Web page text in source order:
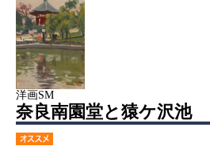
洋画SM
奈良南園堂と猿ケ沢池